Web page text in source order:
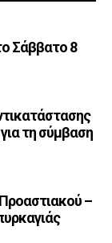
Σάββατο 8
τη σύμβαση
–